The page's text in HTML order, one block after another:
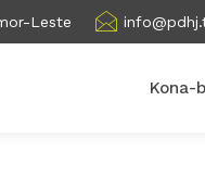
Leste
Kona-